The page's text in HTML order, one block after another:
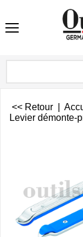
<< Retour
Levier démonte-